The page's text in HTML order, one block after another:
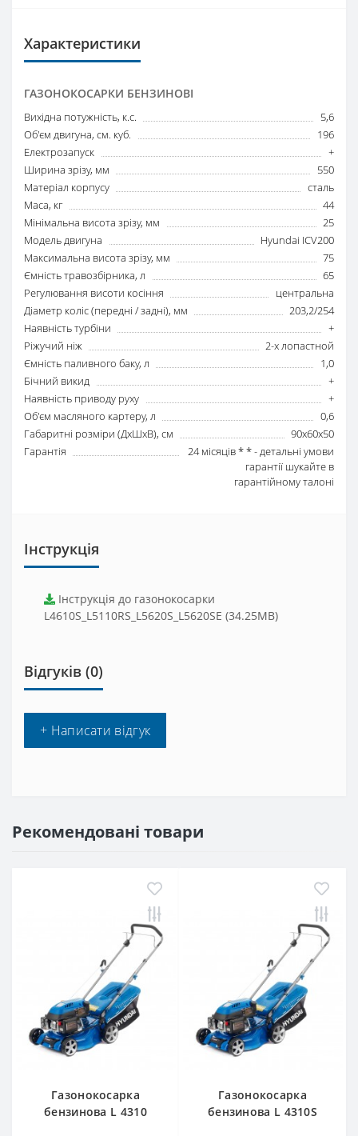
Характеристики
ГАЗОНОКОСАРКИ БЕНЗИНОВІ
Вихідна потужність, к.с.
5,6
Об'єм двигуна, см. куб.
196
Електрозапуск
+
Ширина зрізу, мм
550
Матеріал корпусу
сталь
Маса, кг
44
Мінімальна висота зрізу, мм
25
Модель двигуна
Hyundai ICV200
Максимальна висота зрізу, мм
75
Ємність травозбірника, л
65
Регулювання висоти косіння
центральна
Діаметр коліс (передні / задні), мм
203,2/254
Наявність турбіни
+
Ріжучий ніж
2-х лопастной
Ємність паливного баку, л
1,0
Бічний викид
+
Наявність приводу руху
+
Об'єм масляного картеру, л
0,6
Габаритні розміри (ДхШхВ), см
90х60х50
Гарантія
24 місяців * * - детальні умови
гарантії шукайте в
гарантійному талоні
Інструкція
Інструкція до газонокосарки
L4610S_L5110RS_L5620S_L5620SE (34.25MB)
Відгуків (0)
+ Написати відгук
Рекомендовані товари
Газонокосарка
бензинова L 4310
Газонокосарка
бензинова L 4310S